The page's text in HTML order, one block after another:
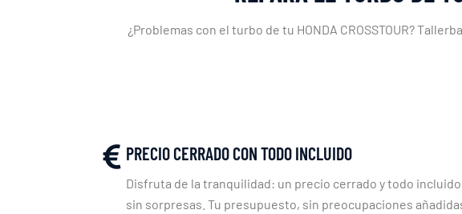
¿Problemas con el turbo de tu HONDA CROSSTOUR?
PRECIO CERRADO CON TODO INCLUIDO
Disfruta de la tranquilidad: un precio cerrado y todo
sin sorpresas. Tu presupuesto, sin preocupaciones